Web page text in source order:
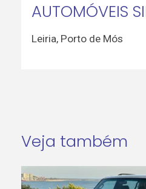
AUTOMÓVEIS
Leiria, Porto de Mós
Veja também